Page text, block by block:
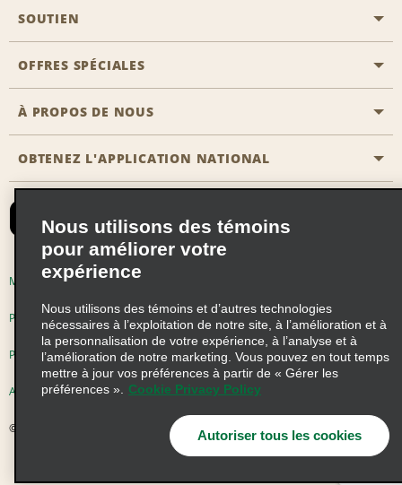
Aviation générale
Emplacements Emerald Aisle
Agents de voyage
Réserver un véhicule pour quelqu'un d'autre
Emerald Club se connecter
Emerald Club S'inscrire
Emerald Club Avantages
Emerald Club Services
SOUTIEN
Clients ayant un handicap
Nous contacter
FAQ
OFFRES SPÉCIALES
Toutes les offres
Abonnement aux courriels
À PROPOS DE NOUS
Histoire de l’entreprise
Responsabilité sociale
Occasions de franchise mondiales
Perspectives de carrière
OBTENEZ L'APPLICATION NATIONAL
Modalités d'utilisation
Politique sur les fichiers témoins
Pluriannuel d'accessibilité Choix de confidentialité
AdChoices
© 2026 Enterprise Holdings, Inc. Tous droits réservés
Nous utilisons des témoins
pour améliorer votre
expérience
Nous utilisons des témoins et d’autres technologies
nécessaires à l’exploitation de notre site, à l’amélioration et à
la personnalisation de votre expérience, à l’analyse et à
l’amélioration de notre marketing. Vous pouvez en tout temps
mettre à jour vos préférences à partir de « Gérer les
préférences ».
Cookie Privacy Policy
Autoriser tous les cookies